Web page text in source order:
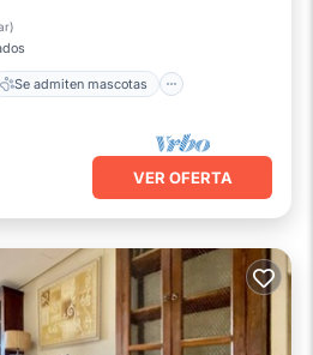
)
Se admiten mascotas
VER OFERTA